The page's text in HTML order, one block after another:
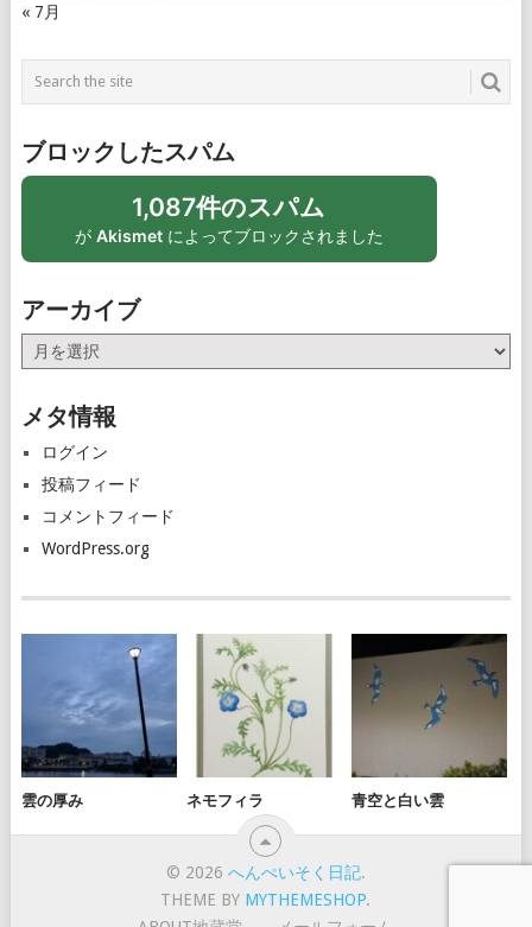
« 7月
ブロックしたスパム
1,087件のスパム
が Akismetによってブロックされました
アーカイブ
ー
イ
メタ情報
ログイン
投稿フィード
コメントフィード
WordPress.org
雲の厚み ネモフィラ 青空と白い雲
© 2026 へんぺいそく日記.
THEME BY MYTHEMESHOP.